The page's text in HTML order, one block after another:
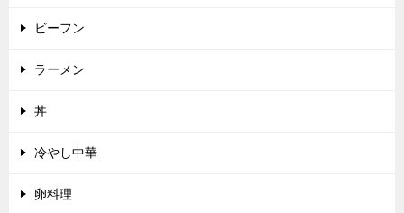
ビーフン
ラーメン
丼
冷やし中華
卵料理